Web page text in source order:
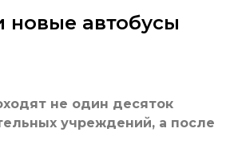
новые автобусы
не один десяток
учреждений, а после